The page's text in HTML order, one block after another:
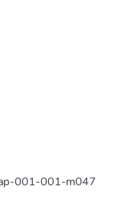
001-001-m047